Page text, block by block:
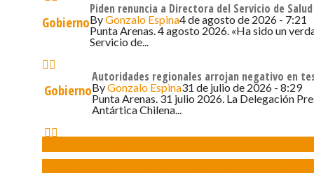
Gobierno
Piden renuncia a Directora del Servicio de
ByGonzalo Espina4 de agosto de 2026 - 7:21
Punta Arenas. 4 agosto 2026. «Ha sido un
Servicio de...
Gobierno
Autoridades regionales arrojan negativo en
ByGonzalo Espina31 de julio de 2026 - 8:29
Punta Arenas. 31 julio 2026. La Delegación
Antártica Chilena...